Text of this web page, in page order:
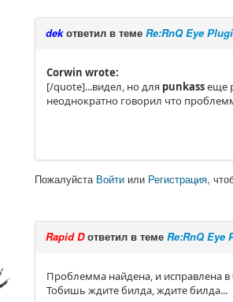
dekответил в теме Re:RnQ Eye
Corwin wrote:
[/quote]...видел, но для punkassеще
неоднократно говорил что
Пожалуйста Войти или Регистрация,
Rapid Dответил в теме Re:RnQ Eye
Проблемма найдена, и исправлена в
Тобишь ждите билда, ждите билда...